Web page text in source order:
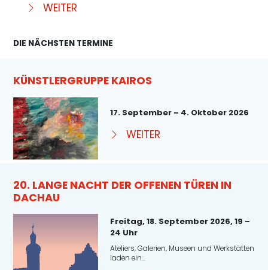
WEITER
DIE NÄCHSTEN TERMINE
KÜNSTLERGRUPPE KAIROS
17. September – 4. Oktober 2026
WEITER
20. LANGE NACHT DER OFFENEN TÜREN IN
DACHAU
Freitag, 18. September 2026, 19 –
24 Uhr
Ateliers, Galerien, Museen und Werkstätten
laden ein...